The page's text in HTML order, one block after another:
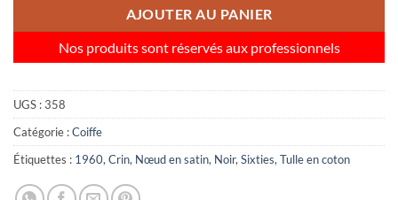
AJOUTER AU PANIER
Nos produits sont réservés aux professionnels
UGS :358
Catégorie :Coiffe
Étiquettes : 1960, Crin, Nœud en satin, Noir, Sixties, Tulle en coton